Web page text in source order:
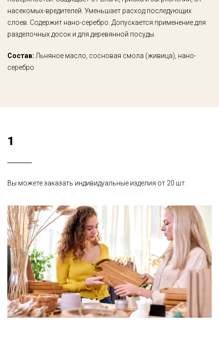
насекомых-вредителей. Уменьшает расход последующих
слоев. Содержит нано-серебро. Допускается применение для
разделочных досок и для деревянной посуды.
Состав: Льняное масло, сосновая смола (живица), нано-
серебро
1
Вы можете заказать индивидуальные изделия от 20 шт.